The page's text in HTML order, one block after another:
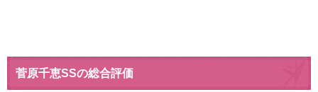
菅原千恵SSの総合評価